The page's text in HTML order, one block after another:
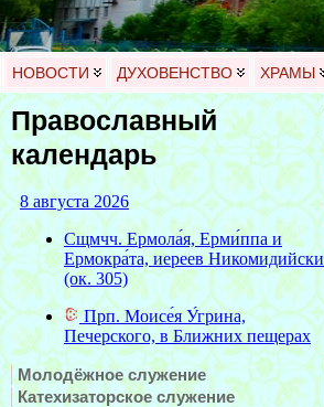
НОВОСТИ ДУХОВЕНСТВО ХРАМЫ
Православный
календарь
Молодёжное служение
Катехизаторское служение